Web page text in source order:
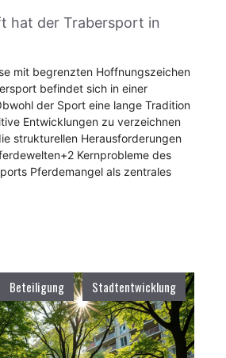
hat der Trabersport in
mit begrenzten Hoffnungszeichen
befindet sich in einer
der Sport eine lange Tradition
Entwicklungen zu verzeichnen
strukturellen Herausforderungen
Kernprobleme des
Pferdemangel als zentrales
Beteiligung
Stadtentwicklung